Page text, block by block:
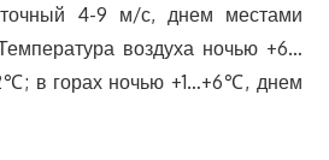
4-9 м/с, днем местами
воздуха ночью +6…
в горах ночью +1…+6℃, днем